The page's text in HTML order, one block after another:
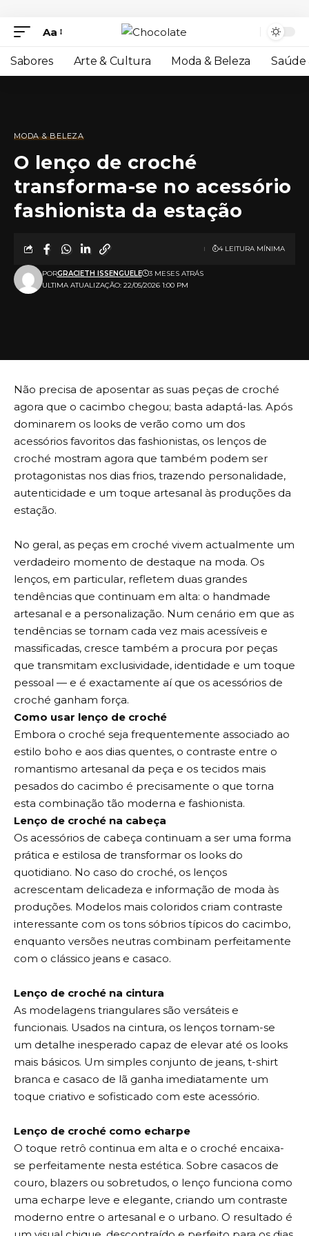
Aa
Sabores Arte & Cultura Moda & Beleza Saúde
MODA & BELEZA
O lenço de croché
transforma-se no acessório
fashionista da estação
ULTIMA ATUALIZAÇÃO: 22/05/2026 1:00 PM
PORGRACIETH ISSENGUELE 3 MESES ATRÁS
4 LEITURA MÍNIMA
Não precisa de aposentar as suas peças de croché
agora que o cacimbo chegou; basta adaptá-las. Após
dominarem os looks de verão como um dos
acessórios favoritos das fashionistas, os lenços de
croché mostram agora que também podem ser
protagonistas nos dias frios, trazendo personalidade,
autenticidade e um toque artesanal às produções da
estação.
No geral, as peças em croché vivem actualmente um
verdadeiro momento de destaque na moda. Os
lenços, em particular, refletem duas grandes
tendências que continuam em alta: o handmade
artesanal e a personalização. Num cenário em que as
tendências se tornam cada vez mais acessíveis e
massificadas, cresce também a procura por peças
que transmitam exclusividade, identidade e um toque
pessoal — e é exactamente aí que os acessórios de
croché ganham força.
Como usar lenço de croché
Embora o croché seja frequentemente associado ao
estilo boho e aos dias quentes, o contraste entre o
romantismo artesanal da peça e os tecidos mais
pesados do cacimbo é precisamente o que torna
esta combinação tão moderna e fashionista.
Lenço de croché na cabeça
Os acessórios de cabeça continuam a ser uma forma
prática e estilosa de transformar os looks do
quotidiano. No caso do croché, os lenços
acrescentam delicadeza e informação de moda às
produções. Modelos mais coloridos criam contraste
interessante com os tons sóbrios típicos do cacimbo,
enquanto versões neutras combinam perfeitamente
com o clássico jeans e casaco.
Lenço de croché na cintura
As modelagens triangulares são versáteis e
funcionais. Usados na cintura, os lenços tornam-se
um detalhe inesperado capaz de elevar até os looks
mais básicos. Um simples conjunto de jeans, t-shirt
branca e casaco de lã ganha imediatamente um
toque criativo e sofisticado com este acessório.
Lenço de croché como echarpe
O toque retrô continua em alta e o croché encaixa-
se perfeitamente nesta estética. Sobre casacos de
couro, blazers ou sobretudos, o lenço funciona como
uma echarpe leve e elegante, criando um contraste
moderno entre o artesanal e o urbano. O resultado é